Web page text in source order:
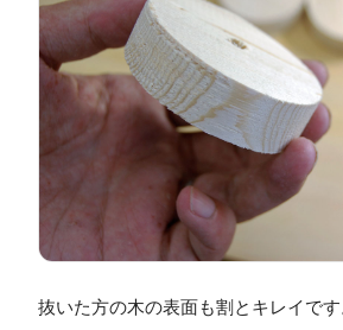
抜いた方の木の表面も割とキレイで